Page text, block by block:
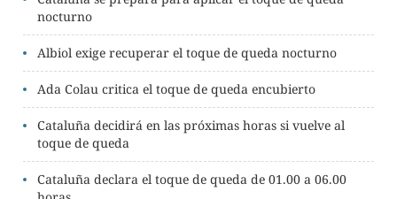
nocturno
Albiol exige recuperar el toque de queda nocturno
Ada Colau critica el toque de queda encubierto
Cataluña decidirá en las próximas horas si vuelve al
toque de queda
Cataluña declara el toque de queda de 01.00 a 06.00